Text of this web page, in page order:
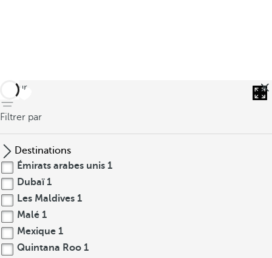
retour
Filtrer par
Destinations
Émirats arabes unis 1
Dubaï1
Les Maldives 1
Malé 1
Mexique 1
Quintana Roo 1